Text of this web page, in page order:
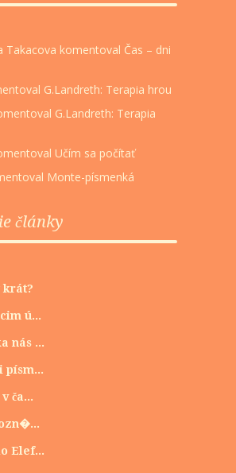
Takacova komentoval Čas – dni
G.Landreth: Terapia hrou
G.Landreth: Terapia
Učím sa počítať
Monte-písmenká
články
krát?
ú...
nás ...
písm...
ča...
Elef...